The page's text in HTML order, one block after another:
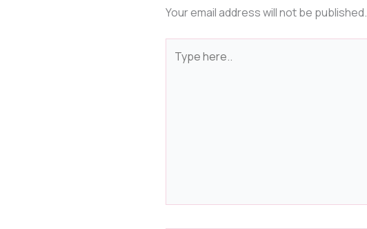
Your email address will not be published.
here..